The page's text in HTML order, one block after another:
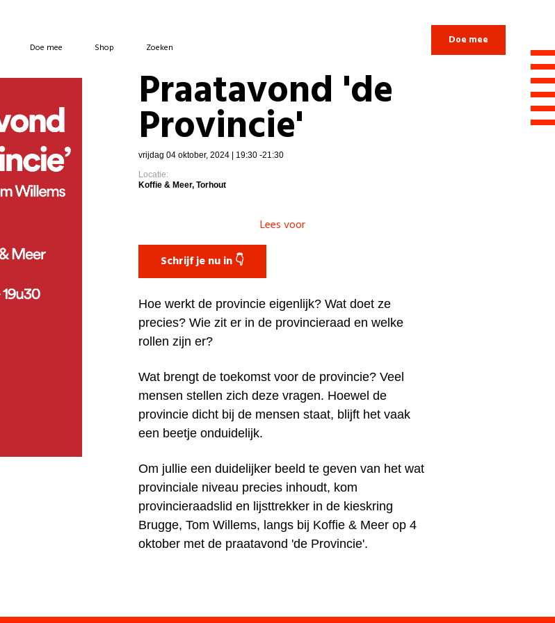
Doe mee Shop Zoeken
Doe mee
Praatavond 'de
Provincie'
vrijdag 04 oktober, 2024 | 19:30 -21:30
Locatie:
Koffie & Meer, Torhout
Lees voor
Schrijf je nu in 👇
Hoe werkt de provincie eigenlijk? Wat doet ze
precies? Wie zit er in de provincieraad en welke
rollen zijn er?
Wat brengt de toekomst voor de provincie? Veel
mensen stellen zich deze vragen. Hoewel de
provincie dicht bij de mensen staat, blijft het vaak
een beetje onduidelijk.
Om jullie een duidelijker beeld te geven van het wat
provinciale niveau precies inhoudt, kom
provincieraadslid en lijsttrekker in de kieskring
Brugge, Tom Willems, langs bij Koffie & Meer op 4
oktober met de praatavond 'de Provincie'.